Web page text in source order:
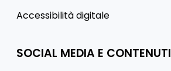
Accessibilità digitale
SOCIAL MEDIA E CONTENUTI